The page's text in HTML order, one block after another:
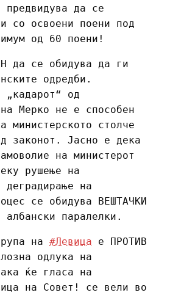
предвидува да се
со освоени поени под
од 60 поени!
да се обидува да ги
одредби.
„кадарот“ од
Мерко не е способен
министерското столче
законот. Јасно е дека
на министерот
рушење на
деградирање на
се обидува ВЕШТАЧКИ
паралелки.
на #Левица е ПРОТИВ
одлука на
ќе гласа на
на Совет! се вели во